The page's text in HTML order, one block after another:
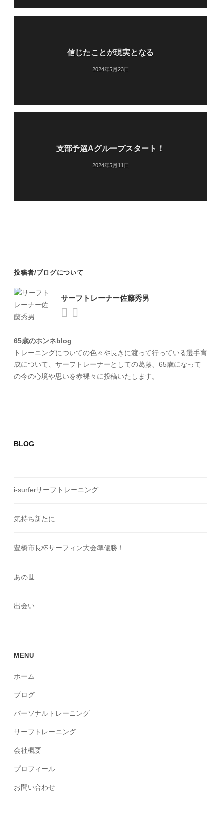
信じたことが現実となる
2024年5月23日
支部予選Aグループスタート！
2024年5月11日
投稿者/ブログについて
サーフトレーナー佐藤秀男
65歳のホンネblog
トレーニングについての色々や長きに渡って行っている選手育
成について、サーフトレーナーとしての葛藤、65歳になって
の今の心境や思いを赤裸々に投稿いたします。
BLOG
i-surferサーフトレーニング
気持ち新たに…
豊橋市長杯サーフィン大会準優勝！
あの世
出会い
MENU
ホーム
ブログ
パーソナルトレーニング
サーフトレーニング
会社概要
プロフィール
お問い合わせ